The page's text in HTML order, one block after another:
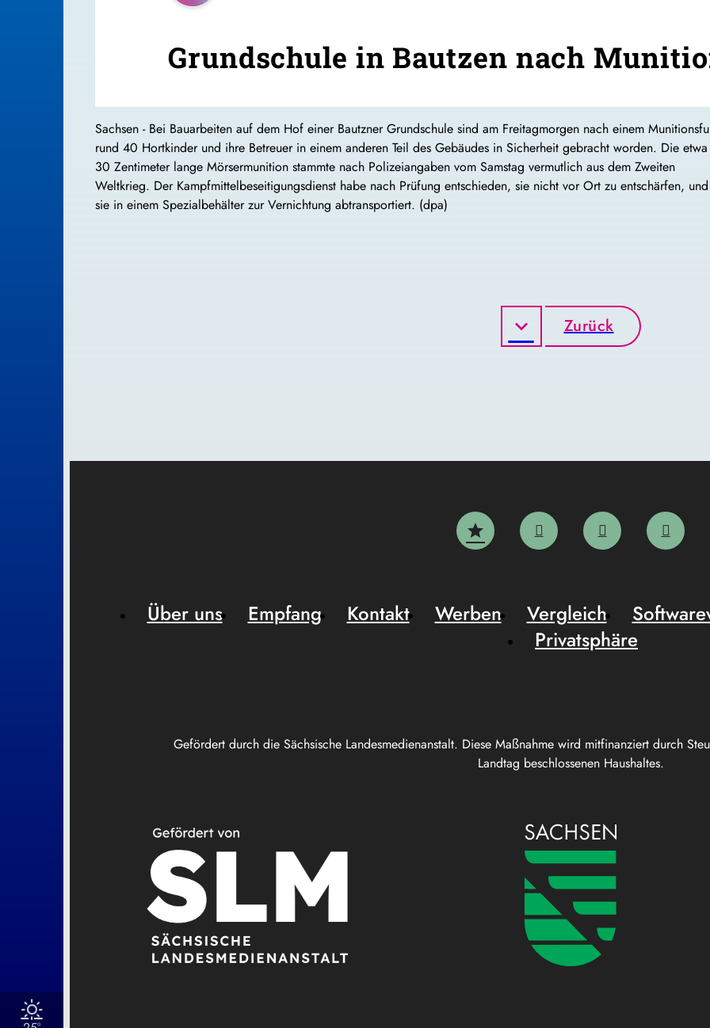
Grundschule in Bautzen nach
Sachsen - Bei Bauarbeiten auf dem Hof einer Bautzner Grundschule sind am Freitagmorgen nach einem
rund 40 Hortkinder und ihre Betreuer in einem anderen Teil des Gebäudes in Sicherheit gebracht worden. Die etwa
30 Zentimeter lange Mörsermunition stammte nach Polizeiangaben vom Samstag vermutlich aus dem Zweiten
Weltkrieg. Der Kampfmittelbeseitigungsdienst habe nach Prüfung entschieden, sie nicht vor Ort zu entschärfen, und
sie in einem Spezialbehälter zur Vernichtung abtransportiert. (dpa)
Zurück
Gefördert durch die Sächsische Landesmedienanstalt. Diese Maßnahme wird mitfinanziert durch
Landtag beschlossenen Haushaltes.
Über uns Empfang Kontakt Werben Vergleich
Privatsphäre